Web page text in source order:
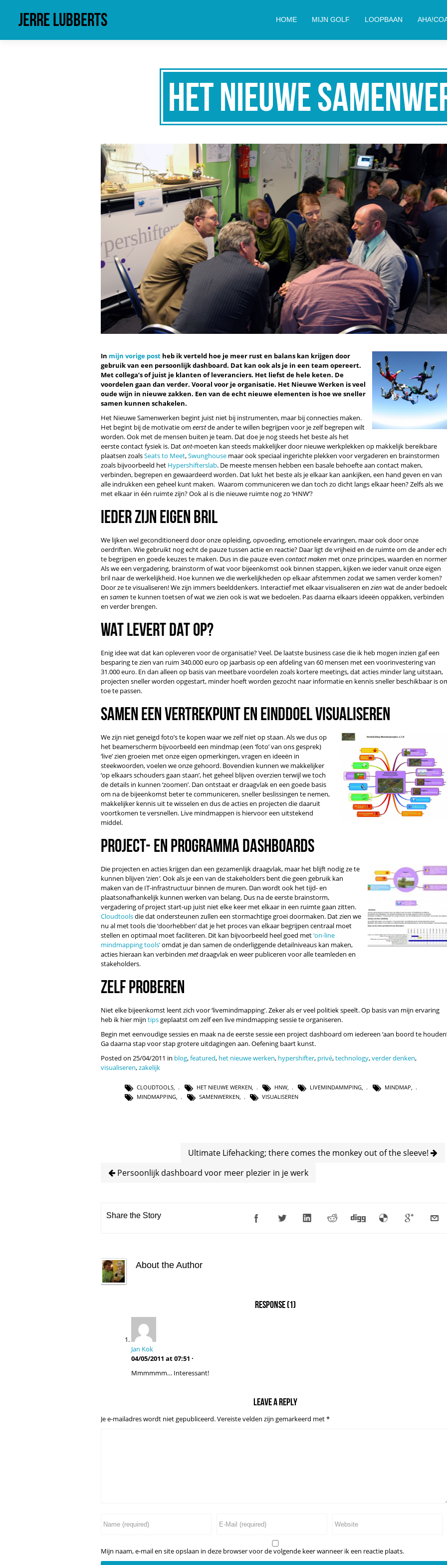
Jerre Lubberts HOME MIJN GOLF LOOPBAAN
Het Nieuwe
In mijn vorige post heb ik verteld hoe je meer rust en balans kan krijgen door
gebruik van een persoonlijk dashboard. Dat kan ook als je in een team opereert.
Met collega’s of juist je klanten of leveranciers. Het liefst de hele keten. De
voordelen gaan dan verder. Vooral voor je organisatie. Het Nieuwe Werken is veel
oude wijn in nieuwe zakken. Een van de echt nieuwe elementen is hoe we sneller
samen kunnen schakelen.
Het Nieuwe Samenwerken begint juist niet bij instrumenten, maar bij connecties maken.
Het begint bij de motivatie om eerstde ander te willen begrijpen voor je zelf begrepen wilt
worden. Ook met de mensen buiten je team. Dat doe je nog steeds het beste als het
eerste contact fysiek is. Datont-moeten kan steeds makkelijker door nieuwe werkplekken op makkelijk bereikbare
plaatsen zoalsSeats to Meet,Swunghouse maar ook speciaal ingerichte plekken voor vergaderen en brainstormen
zoals bijvoorbeeld het Hypershifterslab. De meeste mensen hebben een basale behoefte aan contact maken,
verbinden, begrepen en gewaardeerd worden. Dat lukt het beste als je elkaar kan aankijken, een hand geven en van
alle indrukken een geheel kunt maken. Waarom communiceren we dan toch zo dicht langs elkaar heen? Zelfs als we
met elkaar in één ruimte zijn? Ook al is die nieuwe ruimte nog zo ‘HNW’?
Ieder zijn eigen bril
We lijken wel geconditioneerd door onze opleiding, opvoeding, emotionele ervaringen, maar ook door onze
oerdriften. Wie gebruikt nog echt de pauze tussen actie en reactie? Daar ligt de vrijheid en de ruimte om de ander
te begrijpen en goede keuzes te maken. Dus in die pauze even contact maken met onze principes, waarden en
Als we een vergadering, brainstorm of wat voor bijeenkomst ook binnen stappen, kijken we ieder vanuit onze eigen
bril naar de werkelijkheid. Hoe kunnen we die werkelijkheden op elkaar afstemmen zodat we samen verder komen?
Door ze te visualiseren! We zijn immers beelddenkers. Interactief met elkaar visualiseren en zien wat de ander
en samen te kunnen toetsen of wat we zien ook is wat we bedoelen. Pas daarna elkaars ideeën oppakken, verbinden
en verder brengen.
Wat levert dat op?
Enig idee wat dat kan opleveren voor de organisatie? Veel. De laatste business case die ik heb mogen inzien gaf een
besparing te zien van ruim 340.000 euro op jaarbasis op een afdeling van 60 mensen met een voorinvestering van
31.000 euro. En dan alleen op basis van meetbare voordelen zoals kortere meetings, dat acties minder lang uitstaan,
projecten sneller worden opgestart, minder hoeft worden gezocht naar informatie en kennis sneller beschikbaar is
toe te passen.
Samen een vertrekpunt en einddoel visualiseren
We zijn niet geneigd foto’s te kopen waar we zelf niet op staan. Als we dus op
het beamerscherm bijvoorbeeld een mindmap (een ‘foto’ van ons gesprek)
‘live’ zien groeien met onze eigen opmerkingen, vragen en ideeën in
steekwoorden, voelen we onze gehoord. Bovendien kunnen we makkelijker
‘op elkaars schouders gaan staan’, het geheel blijven overzien terwijl we toch
de details in kunnen ‘zoomen’. Dan ontstaat er draagvlak en een goede basis
om na de bijeenkomst beter te communiceren, sneller beslissingen te nemen,
makkelijker kennis uit te wisselen en dus de acties en projecten die daaruit
voortkomen te versnellen. Live mindmappen is hiervoor een uitstekend
middel.
Project- en programma dashboards
Die projecten en acties krijgen dan een gezamenlijk draagvlak, maar het blijft nodig ze te
kunnen blijven ‘zien’. Ook als je een van de stakeholders bent die geen gebruik kan
maken van de IT-infrastructuur binnen de muren. Dan wordt ook het tijd- en
plaatsonafhankelijk kunnen werken van belang. Dus na de eerste brainstorm,
vergadering of project start-up juist niet elke keer met elkaar in een ruimte gaan zitten.
Cloudtoolsdie dat ondersteunen zullen een stormachtige groei doormaken. Dat zien we
nu al met tools die ‘doorhebben’ dat je het proces van elkaar begrijpen centraal moet
stellen en optimaal moet faciliteren. Dit kan bijvoorbeeld heel goed met‘on-line
mindmapping tools’omdat je dan samen de onderliggende detailniveaus kan maken,
acties hieraan kan verbinden metdraagvlak en weer publiceren voor alle teamleden en
stakeholders.
Zelf proberen
Niet elke bijeenkomst leent zich voor ‘livemindmapping’. Zeker als er veel politiek speelt. Op basis van mijn ervaring
heb ik hier mijn tipsgeplaatst om zelf een live mindmapping sessie te organiseren.
Begin met eenvoudige sessies en maak na de eerste sessie een project dashboard om iedereen ‘aan boord te
Ga daarna stap voor stap grotere uitdagingen aan. Oefening baart kunst.
Posted on 25/04/2011 in blog,featured, het nieuwe werken, hypershifter, privé,technology,verder denken,
visualiseren,zakelijk
CLOUDTOOLS, HET NIEUWE WERKEN, HNW, LIVEMINDAMMPING, MINDMAP,
MINDMAPPING, SAMENWERKEN, VISUALISEREN
Ultimate Lifehacking; there comes the monkey out of the sleeve!
Persoonlijk dashboard voor meer plezier in je werk
Share the Story
About the Author
Response(1)
Jan Kok
04/05/2011 at 07:51 ·
Mmmmmm… Interessant!
Leave a reply
Je e-mailadres wordt niet gepubliceerd.Vereiste velden zijn gemarkeerd met*
Mijn naam, e-mail en site opslaan in deze browser voor de volgende keer wanneer ik een reactie plaats.